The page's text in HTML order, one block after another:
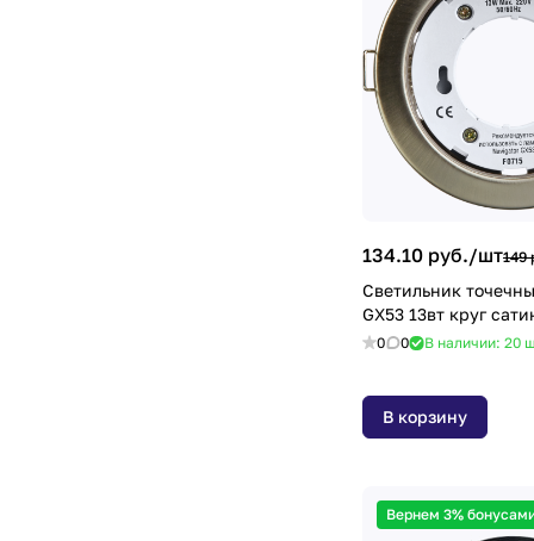
134.10 руб./шт149
Светильник
GX53 13вт круг
0 0 В наличии: 20
В корзину
Вернем 3%